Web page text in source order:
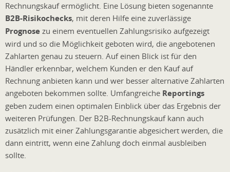
Rechnungskauf ermöglicht. Eine Lösung bieten sogenannte
B2B-Risikochecks, mit deren Hilfe eine zuverlässige
Prognose zu einem eventuellen Zahlungsrisiko aufgezeigt
wird und so die Möglichkeit geboten wird, die angebotenen
Zahlarten genau zu steuern. Auf einen Blick ist für den
Händler erkennbar, welchem Kunden er den Kauf auf
Rechnung anbieten kann und wer besser alternative Zahlarten
angeboten bekommen sollte. Umfangreiche Reportings
geben zudem einen optimalen Einblick über das Ergebnis der
weiteren Prüfungen. Der B2B-Rechnungskauf kann auch
zusätzlich mit einer Zahlungsgarantie abgesichert werden, die
dann eintritt, wenn eine Zahlung doch einmal ausbleiben
sollte.